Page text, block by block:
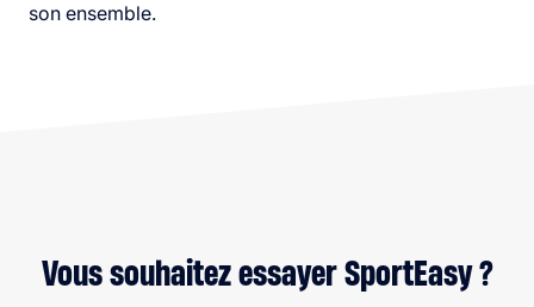
son ensemble.
Vous souhaitez essayer SportEasy ?